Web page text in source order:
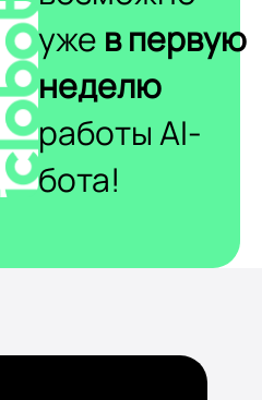
уже в первую
неделю
работы AI-
бота!